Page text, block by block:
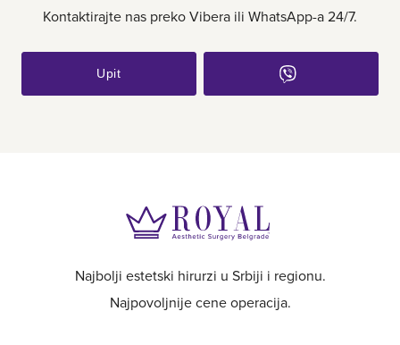
Kontaktirajte nas preko Vibera ili WhatsApp-a 24/7.
Upit
Najbolji estetski hirurzi u Srbiji i regionu.
Najpovoljnije cene operacija.